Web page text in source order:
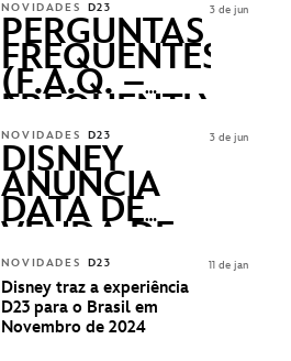
NOVIDADES D23
PERGUNTAS
FREQUENTES
(F.A.Q. –
FREQUENTLY
ASKED
QUESTIONS)
3 de jun
NOVIDADES D23
DISNEY
ANUNCIA
DATA DE
VENDA DE
INGRESSOS
PARA A D23
BRASIL -
UMA
3 de jun
NOVIDADES D23
Disney traz a experiência
D23 para o Brasil em
Novembro de 2024
11 de jan